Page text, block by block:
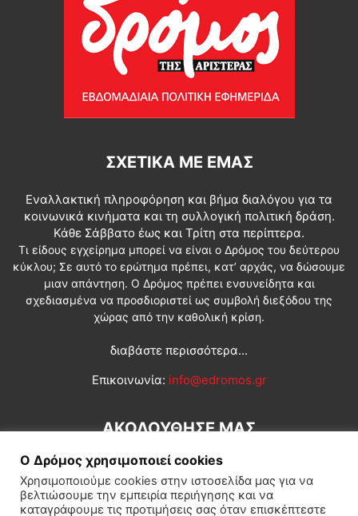
ΣΧΕΤΙΚΆ ΜΕ ΕΜΆΣ
Εναλλακτική πληροφόρηση και βήμα διαλόγου για τα
κοινωνικά κινήματα και τη συλλογική πολιτική δράση.
Κάθε Σάββατο έως και Τρίτη στα περίπτερα.
Τι είδους εγχείρημα μπορεί να είναι ο Δρόμος του δεύτερου
κύκλου; Σε αυτό το ερώτημα πρέπει, κατ’ αρχάς, να δώσουμε
μιαν απάντηση. Ο Δρόμος πρέπει ενσυνείδητα και
σχεδιασμένα να προσδιοριστεί ως συμβολή διεξόδου της
χώρας από την καθολική κρίση.
διαβάστε περισσότερα...
Επικοινωνία: info@edromos.gr
ΑΚΟΛΟΥΘΗΣΕ ΜΑΣ
Ο Δρόμος χρησιμοποιεί cookies
Χρησιμοποιούμε cookies στην ιστοσελίδα μας για να
βελτιώσουμε την εμπειρία περιήγησης και να
καταγράφουμε τις προτιμήσεις σας όταν επισκέπτεστε